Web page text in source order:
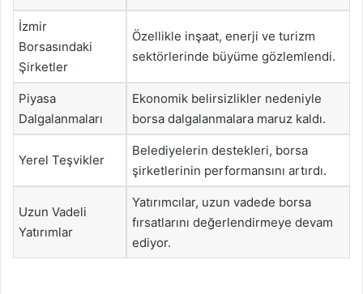
İzmir
Borsasındaki
Şirketler
Özellikle inşaat, enerji ve turizm
sektörlerinde büyüme gözlemlendi.
Piyasa
Dalgalanmaları
Ekonomik belirsizlikler nedeniyle
borsa dalgalanmalara maruz kaldı.
Yerel Teşvikler
Belediyelerin destekleri, borsa
şirketlerinin performansını artırdı.
Uzun Vadeli
Yatırımlar
Yatırımcılar, uzun vadede borsa
fırsatlarını değerlendirmeye devam
ediyor.